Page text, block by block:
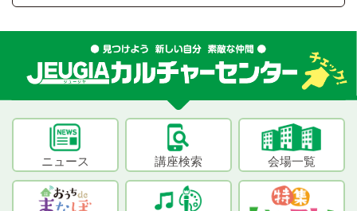
ニュース 講座検索 会場一覧